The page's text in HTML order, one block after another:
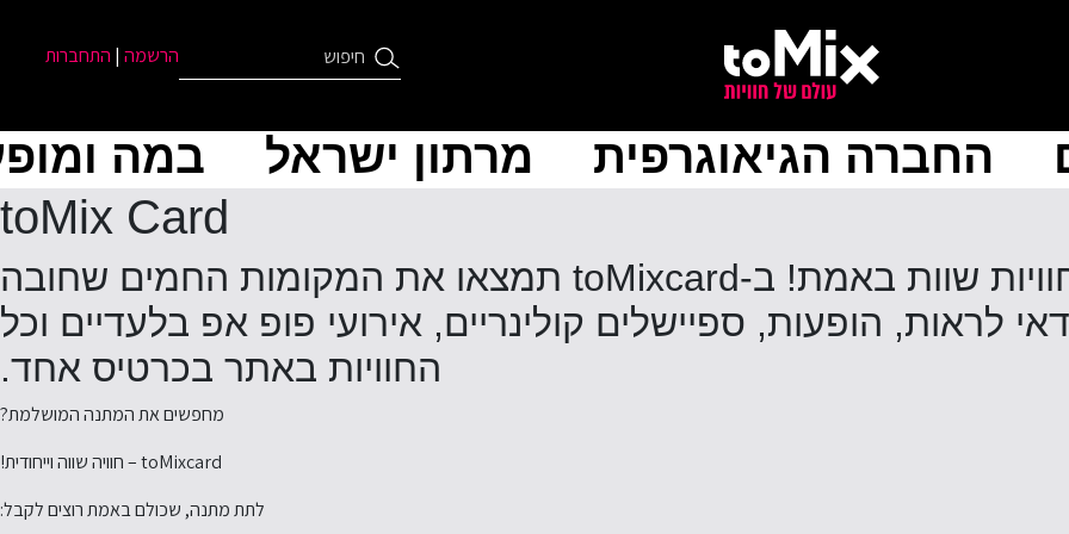
הרשמה | התחברות
החברה הגיאוגרפית מרתון ישראל במה
toMix Card
סוף סוף אפשר לתת במתנה חוויות שוות באמת! ב-toMixcard תמצאו את המקומות החמים שחובה
לראות, הופעות, ספיישלים קולינריים, אירועי פופ אפ בלעדיים וכל
החוויות באתר בכרטיס אחד.
מחפשים את המתנה המושלמת?
toMixcard – חוויה שווה וייחודית!
לתת מתנה, שכולם באמת רוצים לקבל: